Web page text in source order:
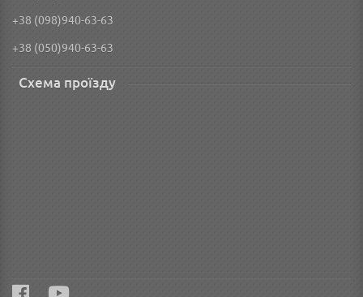
+38 (098)940-63-63
+38 (050)940-63-63
Схема проїзду